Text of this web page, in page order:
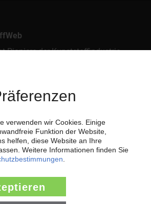
Pioniere der Kunststoffindustrie
der Branche mit täglichen
das Thema "Kunststoffe". Im Fokus
ist dabei die Preisentwicklung für
und Verpackungen.
KunststoffWeb geeignete
Einkauf sowie nützlichen Service-